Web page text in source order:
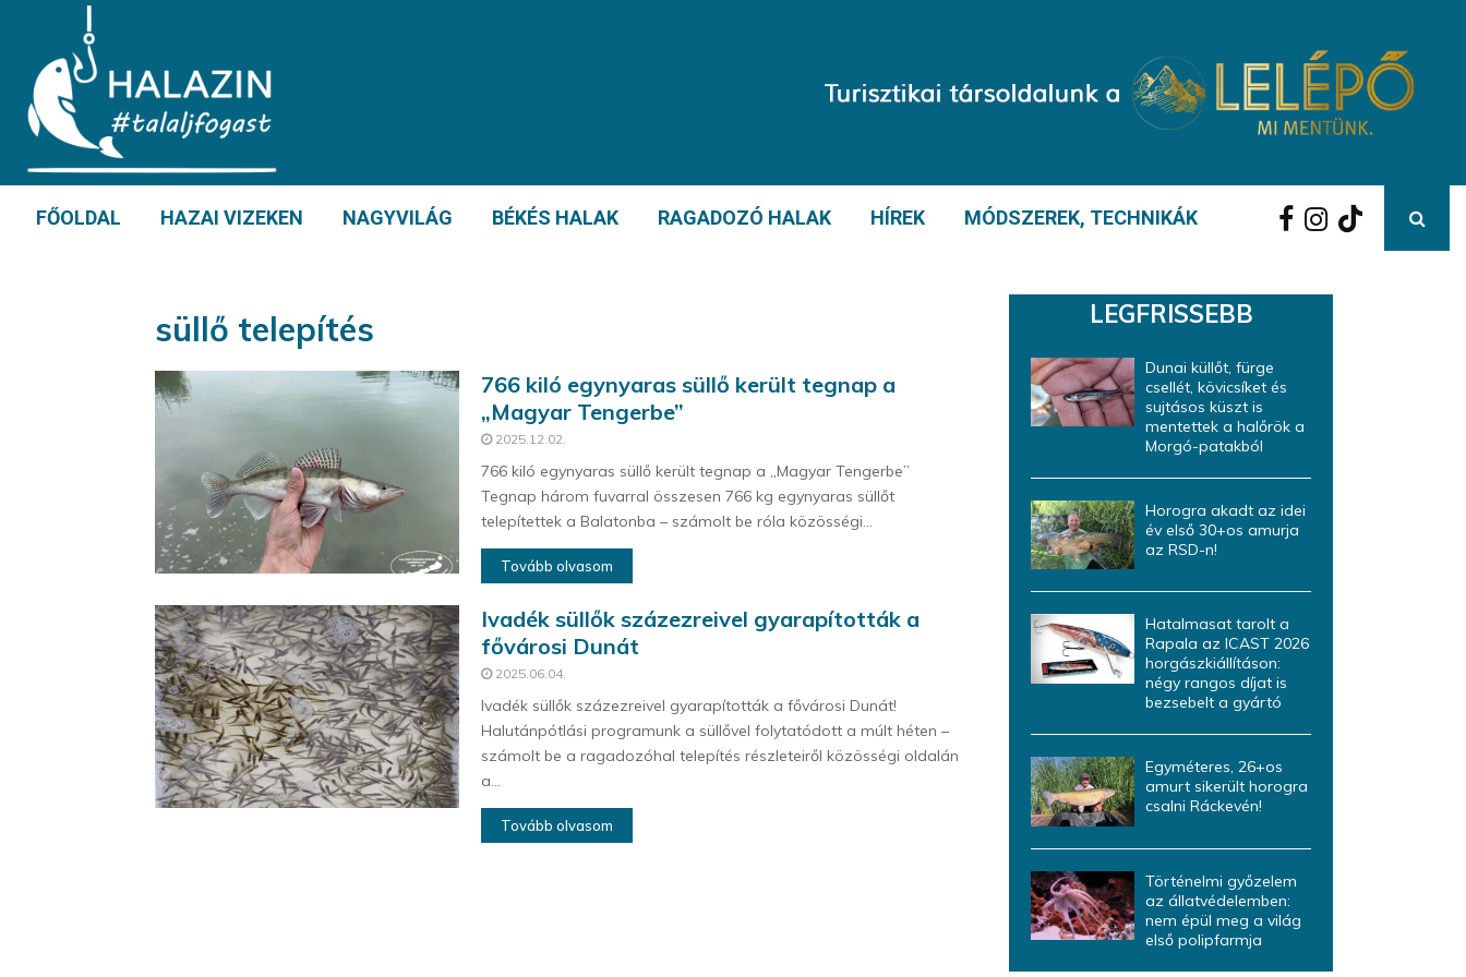
FŐOLDAL HAZAI VIZEKEN NAGYVILÁG BÉKÉS HALAK RAGADOZÓ HALAK HÍREK MÓDSZEREK, TECHNIKÁK
süllő telepítés
766 kiló egynyaras süllő került tegnap a
„Magyar Tengerbe”
2025.12.02.
766 kiló egynyaras süllő került tegnap a „Magyar Tengerbe”
Tegnap három fuvarral összesen 766 kg egynyaras süllőt
telepítettek a Balatonba – számolt be róla közösségi...
Tovább olvasom
Ivadék süllők százezreivel gyarapították a
fővárosi Dunát
2025.06.04.
Ivadék süllők százezreivel gyarapították a fővárosi Dunát!
Halutánpótlási programunk a süllővel folytatódott a múlt héten –
számolt be a ragadozóhal telepítés részleteiről közösségi oldalán
a...
Tovább olvasom
LEGFRISSEBB
Dunai küllőt, fürge
csellét, kövicsíket és
sujtásos küszt is
mentettek a halőrök a
Morgó-patakból
Horogra akadt az idei
év első 30+os amurja
az RSD-n!
Hatalmasat tarolt a
Rapala az ICAST 2026
horgászkiállításon:
négy rangos díjat is
bezsebelt a gyártó
Egyméteres, 26+os
amurt sikerült horogra
csalni Ráckevén!
Történelmi győzelem
az állatvédelemben:
nem épül meg a világ
első polipfarmja